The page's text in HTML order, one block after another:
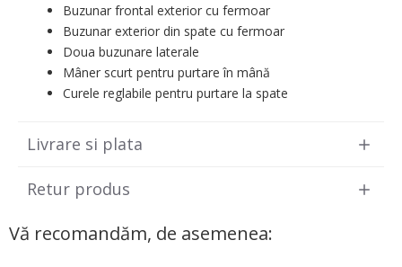
Buzunar frontal exterior cu fermoar
Buzunar exterior din spate cu fermoar
Doua buzunare laterale
Mâner scurt pentru purtare în mână
Curele reglabile pentru purtare la spate
Livrare si plata
Retur produs
Vă recomandăm, de asemenea: